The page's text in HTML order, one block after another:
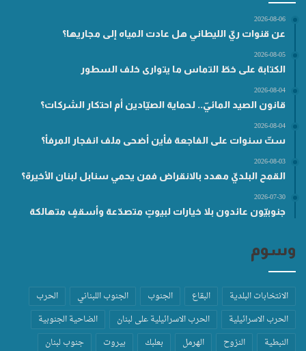
2026-08-06
عن قنوات ريّ الليطاني هل عادت المياه إلى مجاريها؟
2026-08-05
الكتابة على خطّ التماس ما يتوارى خلف السطور
2026-08-04
قانون الصيد المائيّ.. لحماية الصيّادين أم احتكار الشركات؟
2026-08-04
ستّ سنوات على الفاجعة فأين أضحى ملف انفجار المرفأ؟
2026-08-03
القمح البلديّ مهدد بالانقراض فمن يحمي سنابل لبنان الأخيرة؟
2026-07-30
جنوبيّون عائدون بلا خيارات لبيوتٍ متصدّعة وأسقفٍ متهالكة
وسوم
الانتخابات البلدية البقاع الجنوب الجنوب اللبناني
الحرب
الحرب الاسرائيلية
الحرب الاسرائيلية على لبنان
الضاحية الجنوبية
النبطية
النزوح الهرمل بعلبك بيروت
جنوب لبنان